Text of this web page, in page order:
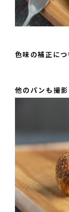
色味の補正につ
他のパンも撮